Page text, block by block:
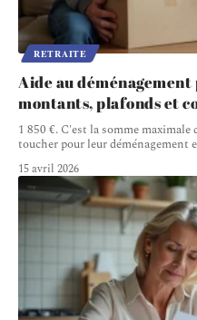
RETRAITE
Aide au
montants, plafonds et
1 850 €. C'est la somme
toucher pour leur déménagement
15 avril 2026